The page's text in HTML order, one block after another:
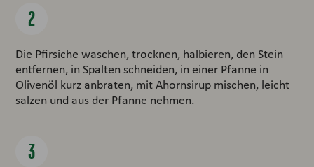
Die Pfirsiche waschen, trocknen, halbieren, den Stein
entfernen, in Spalten schneiden, in einer Pfanne in
Olivenöl kurz anbraten, mit Ahornsirup mischen, leicht
salzen und aus der Pfanne nehmen.